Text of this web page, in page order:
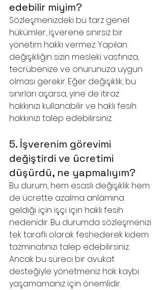
edebilir miyim?
Sözleşmenizdeki bu tarz genel
hükümler, işverene sınırsız bir
yönetim hakkı vermez. Yapılan
değişikliğin sizin mesleki vasfınıza,
tecrübenize ve onurunuza uygun
olması gerekir. Eğer değişiklik, bu
sınırları aşarsa, yine de itiraz
hakkınızı kullanabilir ve haklı fesih
hakkınızı talep edebilirsiniz.
5. İşverenim görevimi
değiştirdi ve ücretimi
düşürdü, ne yapmalıyım?
Bu durum, hem esaslı değişiklik hem
de ücrette azalma anlamına
geldiği için işçi için haklı fesih
nedenidir. Bu durumda sözleşmenizi
tek taraflı olarak feshederek kıdem
tazminatınızı talep edebilirsiniz.
Ancak bu süreci bir avukat
desteğiyle yönetmeniz hak kaybı
yaşamamanız için önemlidir.